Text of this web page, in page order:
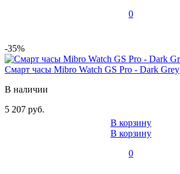
0
-35%
Смарт часы Mibro Watch GS Pro - Dark Grey
В наличии
5 207 руб.
В корзину
В корзину
0